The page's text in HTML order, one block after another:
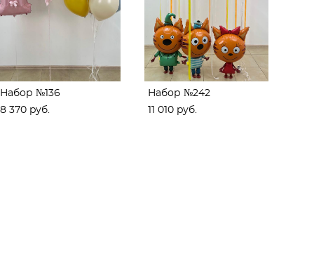
Набор №136
8 370 pуб.
Набор №242
11 010 pуб.